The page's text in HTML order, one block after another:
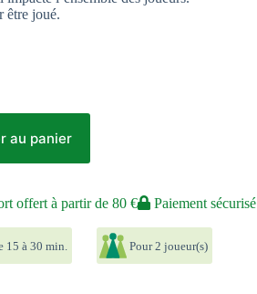
être joué.
au panier
offert à partir de 80 € Paiement sécurisé
15 à 30 min. Pour 2 joueur(s)